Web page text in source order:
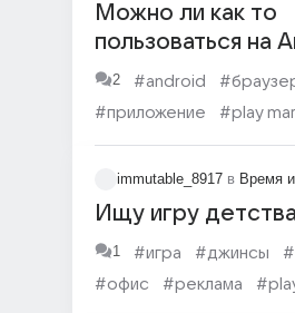
Можно ли как то
пользоваться на
2.3.6?
2 #android
#приложение
#play
immutable_8917 в Время
Ищу игру
1 #игра #джинсы
#офис
#реклама